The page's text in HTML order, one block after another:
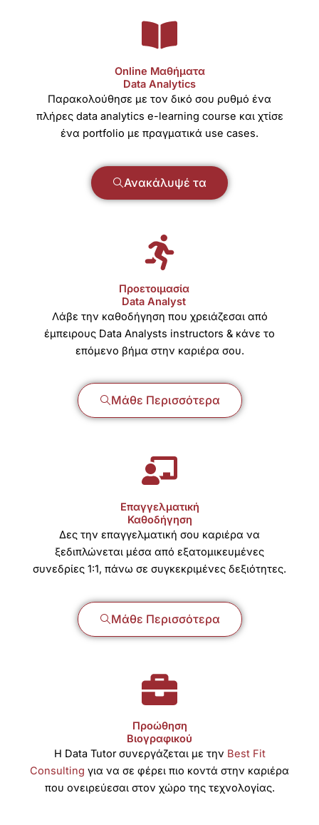
Οnline Μαθήματα
Data Analytics
Παρακολούθησε με τον δικό σου ρυθμό ένα
πλήρες data analytics e-learning course και χτίσε
ένα portfolio με πραγματικά use cases.
Ανακάλυψέ τα
Προετοιμασία​
Data Analyst
Λάβε την καθοδήγηση που χρειάζεσαι από
έμπειρους Data Analysts instructors & κάνε το
επόμενο βήμα στην καριέρα σου.
Μάθε Περισσότερα
Επαγγελματική
Καθοδήγηση
Δες την επαγγελματική σου καριέρα να
ξεδιπλώνεται μέσα από εξατομικευμένες
συνεδρίες 1:1, πάνω σε συγκεκριμένες δεξιότητες.
Μάθε Περισσότερα
Προώθηση
Βιογραφικού
Η Data Tutor συνεργάζεται με την Best Fit
Consulting για να σε φέρει πιο κοντά στην καριέρα
που ονειρεύεσαι στον χώρο της τεχνολογίας.